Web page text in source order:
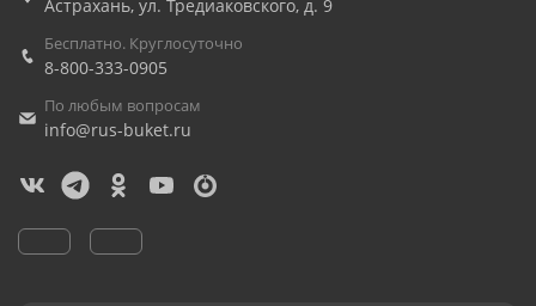
Астрахань, ул. Тредиаковского, д. 9
Бесплатно. Круглосуточно
8-800-333-0905
По любым вопросам
info@rus-buket.ru